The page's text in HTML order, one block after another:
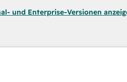
und Enterprise-Versionen